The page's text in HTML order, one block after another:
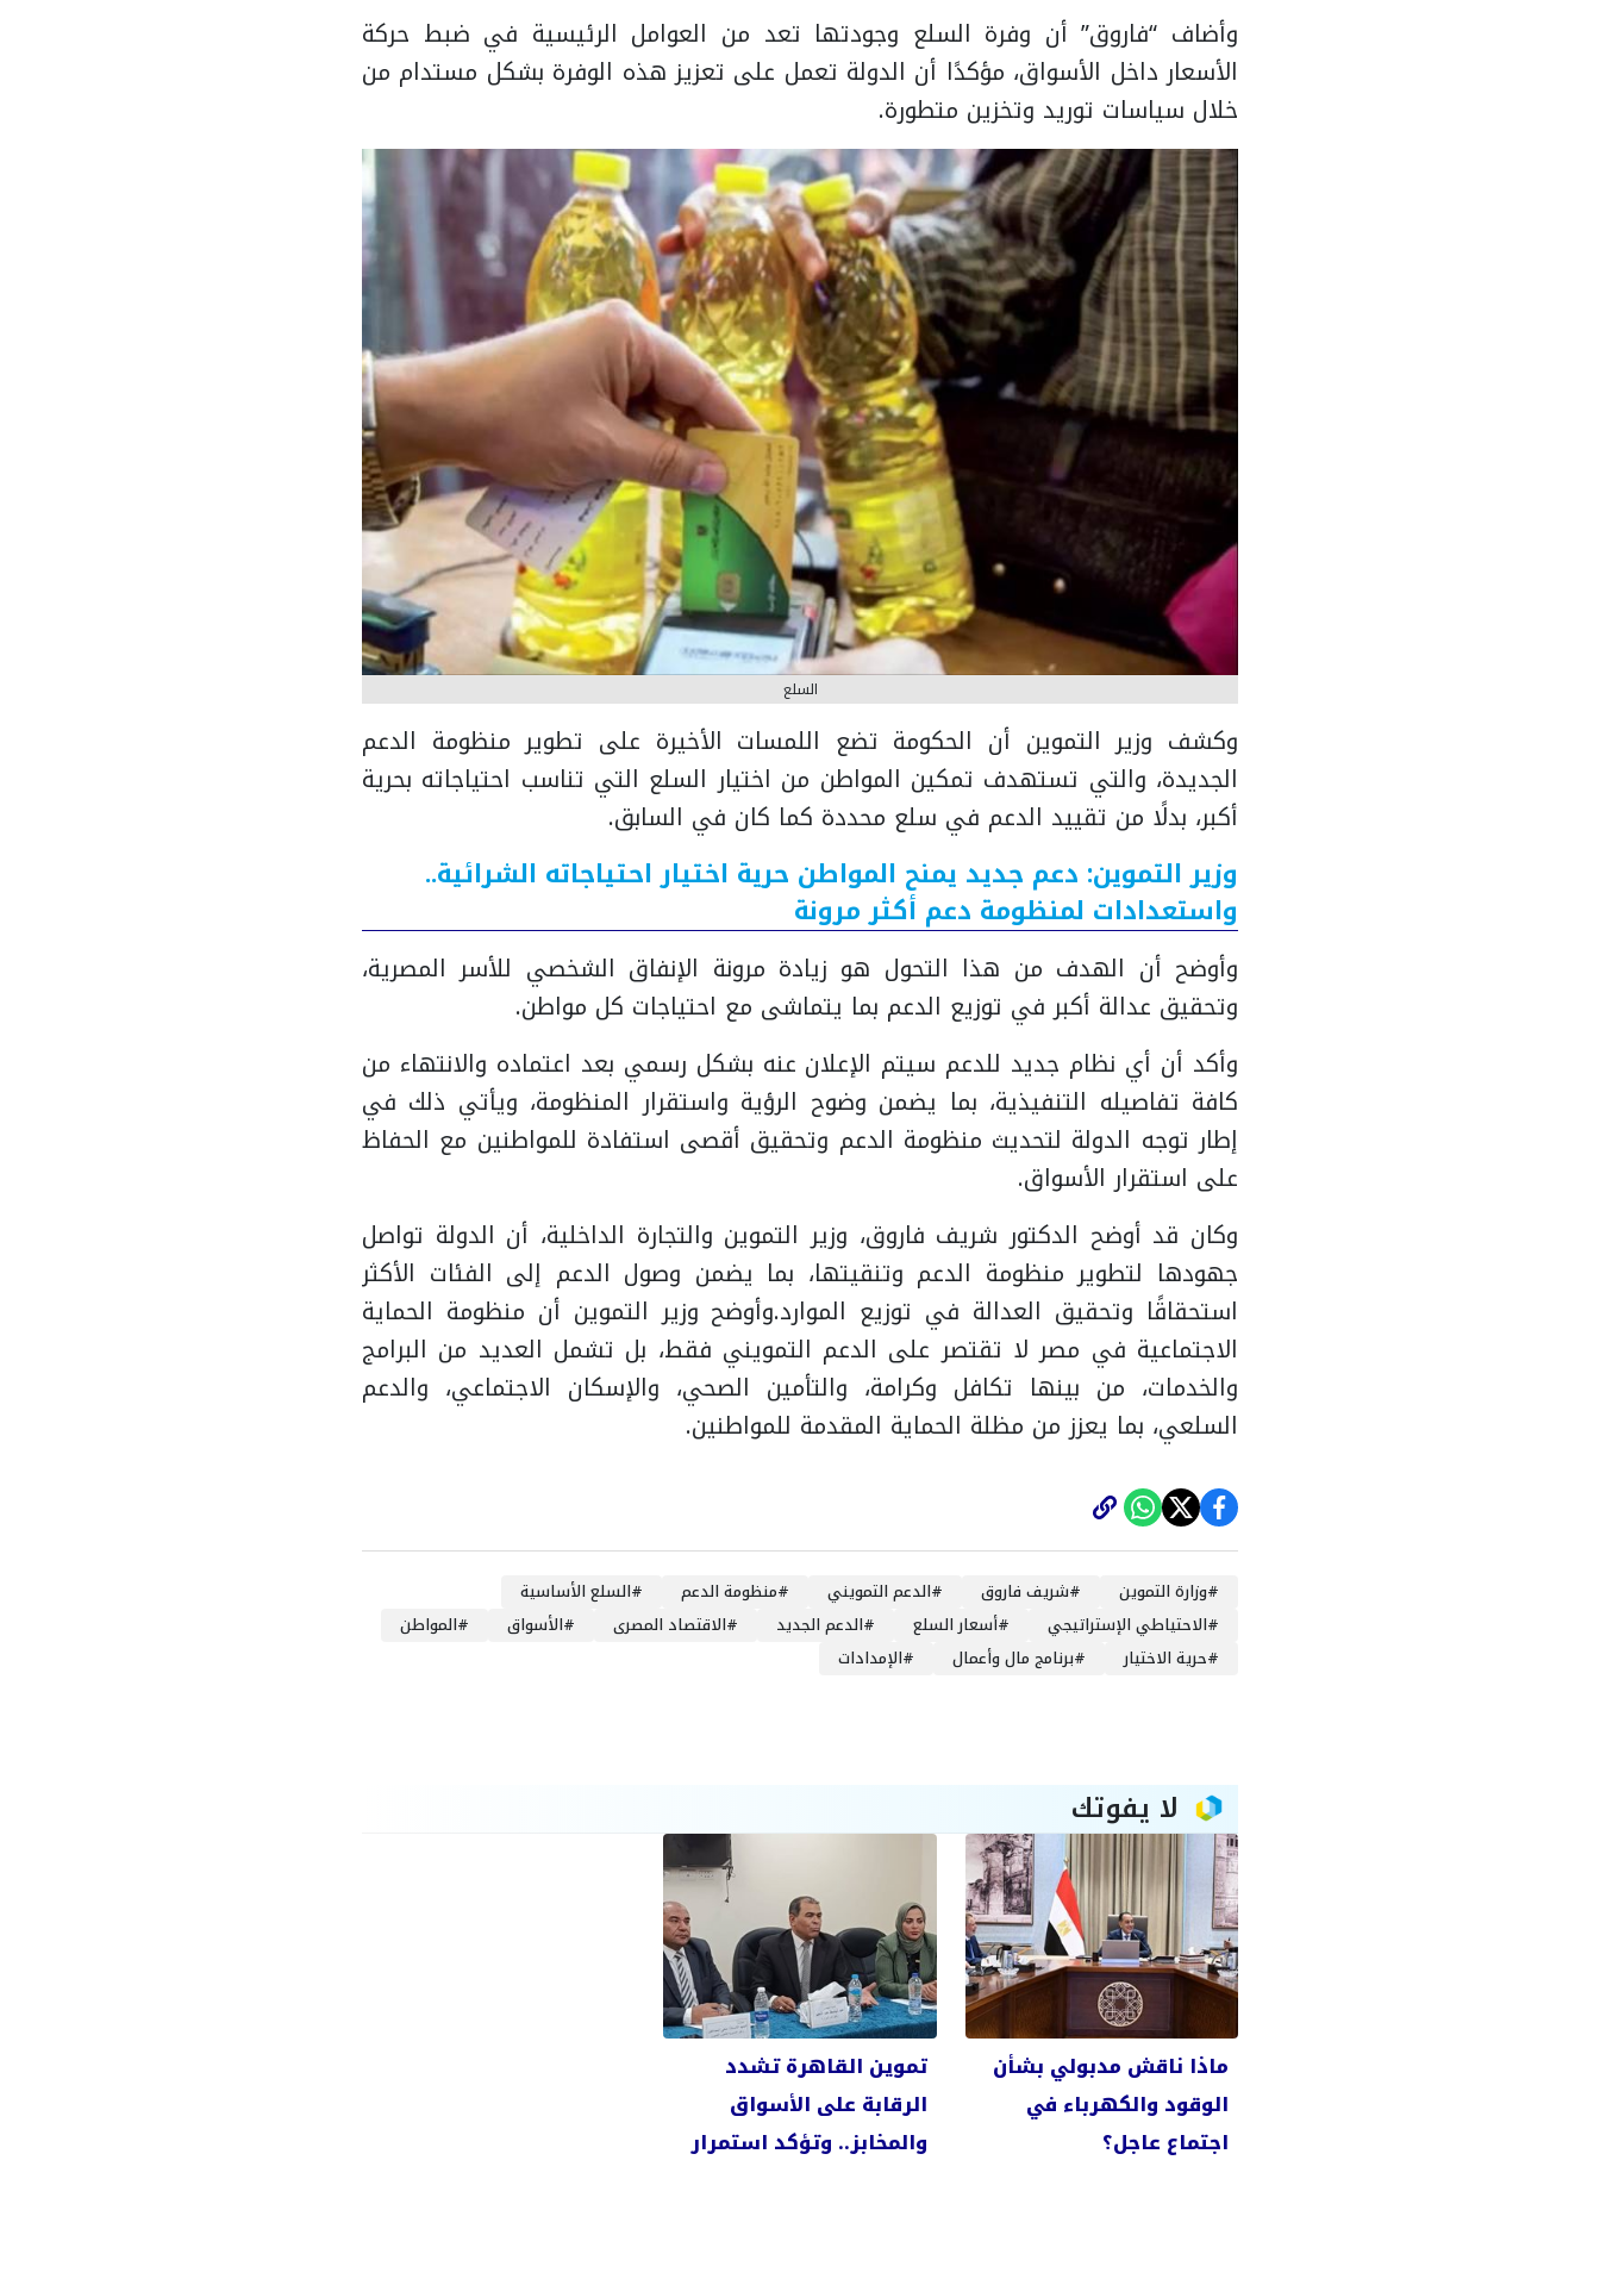
وأضاف “فاروق” أن وفرة السلع وجودتها تعد من العوامل الرئيسية في ضبط حركة
الأسعار داخل الأسواق، مؤكدًا أن الدولة تعمل على تعزيز هذه الوفرة بشكل مستدام من
خلال سياسات توريد وتخزين متطورة.
السلع
وكشف وزير التموين أن الحكومة تضع اللمسات الأخيرة على تطوير منظومة الدعم
الجديدة، والتي تستهدف تمكين المواطن من اختيار السلع التي تناسب احتياجاته بحرية
أكبر، بدلًا من تقييد الدعم في سلع محددة كما كان في السابق.
وزير التموين: دعم جديد يمنح المواطن حرية اختيار احتياجاته الشرائية..
واستعدادات لمنظومة دعم أكثر مرونة
وأوضح أن الهدف من هذا التحول هو زيادة مرونة الإنفاق الشخصي للأسر المصرية،
وتحقيق عدالة أكبر في توزيع الدعم بما يتماشى مع احتياجات كل مواطن.
وأكد أن أي نظام جديد للدعم سيتم الإعلان عنه بشكل رسمي بعد اعتماده والانتهاء من
كافة تفاصيله التنفيذية، بما يضمن وضوح الرؤية واستقرار المنظومة، ويأتي ذلك في
إطار توجه الدولة لتحديث منظومة الدعم وتحقيق أقصى استفادة للمواطنين مع الحفاظ
على استقرار الأسواق.
وكان قد أوضح الدكتور شريف فاروق، وزير التموين والتجارة الداخلية، أن الدولة تواصل
جهودها لتطوير منظومة الدعم وتنقيتها، بما يضمن وصول الدعم إلى الفئات الأكثر
استحقاقًا وتحقيق العدالة في توزيع الموارد.وأوضح وزير التموين أن منظومة الحماية
الاجتماعية في مصر لا تقتصر على الدعم التمويني فقط، بل تشمل العديد من البرامج
والخدمات، من بينها تكافل وكرامة، والتأمين الصحي، والإسكان الاجتماعي، والدعم
السلعي، بما يعزز من مظلة الحماية المقدمة للمواطنين.
#وزارة التموين #شريف فاروق #الدعم التمويني #منظومة الدعم #السلع الأساسية
#الاحتياطي الإستراتيجي #أسعار السلع #الدعم الجديد #الاقتصاد المصرى #الأسواق #المواطن
#حرية الاختيار #برنامج مال وأعمال #الإمدادات
لا يفوتك
ماذا ناقش مدبولي بشأن
الوقود والكهرباء في
اجتماع عاجل؟
تموين القاهرة تشدد
الرقابة على الأسواق
والمخابز.. وتؤكد استمرار